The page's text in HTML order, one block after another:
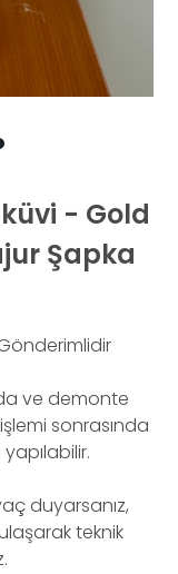
- Gold
Şapka
ve demonte
sonrasında
duyarsanız,
teknik